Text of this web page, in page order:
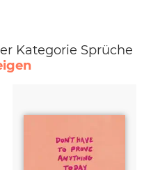
Kategorie Sprüche